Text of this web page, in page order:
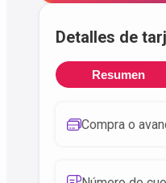
Detalles de
Resumen
Compra o